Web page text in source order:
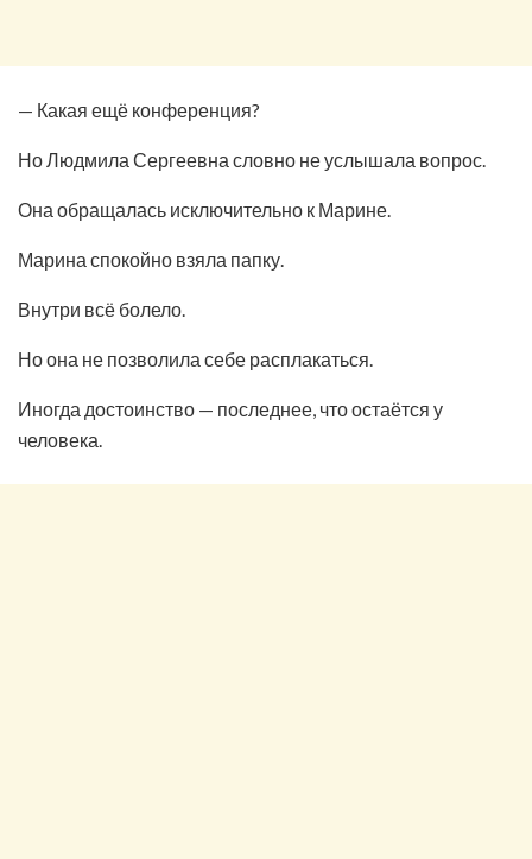
— Какая ещё конференция?
Но Людмила Сергеевна словно не услышала вопрос.
Она обращалась исключительно к Марине.
Марина спокойно взяла папку.
Внутри всё болело.
Но она не позволила себе расплакаться.
Иногда достоинство — последнее, что остаётся у
человека.